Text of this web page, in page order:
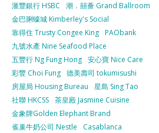
滙豐銀行 HSBC
潮．囍薈 Grand Ballroom
金巴脷蠔城 Kimberley's Social
靠得住 Trusty Congee King PAObank
九號水產 Nine Seafood Place
五豐行 Ng Fung Hong 安心寶 Nice Care
彩豐 Choi Fung 德美壽司 tokumisushi
房屋局 Housing Bureau
星島 Sing Tao
社聯 HKCSS 茶皇殿 Jasmine Cuisine
金象牌Golden Elephant Brand
雀巢牛奶公司 Nestle
Casablanca